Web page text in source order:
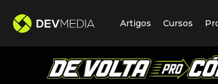
Artigos Cursos